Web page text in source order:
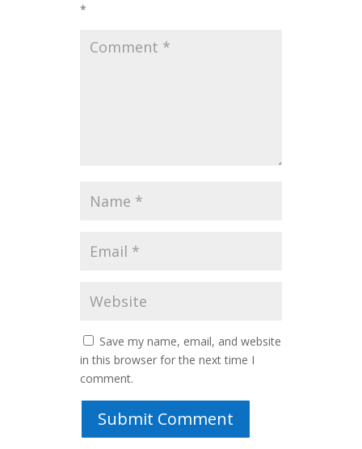
*
Save my name, email, and website
in this browser for the next time I
comment.
Submit Comment